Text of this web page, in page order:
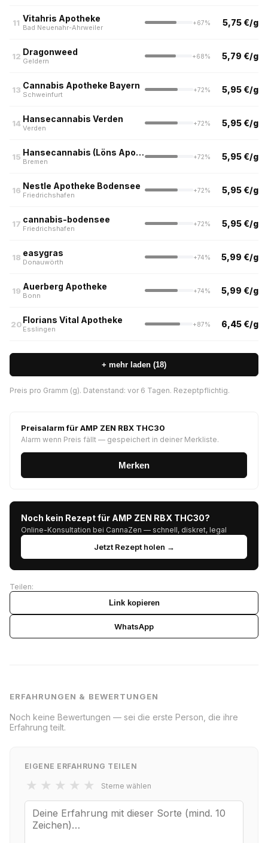
11 Vitahris Apotheke
Bad Neuenahr-Ahrweiler
+67% 5,75 €/g
12 Dragonweed
Geldern
+68% 5,79 €/g
13 Cannabis Apotheke Bayern
Schweinfurt
+72% 5,95 €/g
14 Hansecannabis Verden
Verden
+72% 5,95 €/g
15 Hansecannabis (Löns Apotheke, Bremen)
Bremen
+72% 5,95 €/g
16 Nestle Apotheke Bodensee
Friedrichshafen
+72% 5,95 €/g
17 cannabis-bodensee
Friedrichshafen
+72% 5,95 €/g
18 easygras
Donauwörth
+74% 5,99 €/g
19 Auerberg Apotheke
Bonn
+74% 5,99 €/g
20Florians Vital Apotheke
Esslingen
+87% 6,45 €/g
+ mehr laden (18)
Preis pro Gramm (g). Datenstand: vor 6 Tagen. Rezeptpflichtig.
Preisalarm für AMP ZEN RBX THC30
Alarm wenn Preis fällt — gespeichert in deiner Merkliste.
Merken
Noch kein Rezept für AMP ZEN RBX THC30?
Online-Konsultation bei CannaZen — schnell, diskret, legal
Jetzt Rezept holen →
Teilen:
Link kopieren
WhatsApp
ERFAHRUNGEN & BEWERTUNGEN
Noch keine Bewertungen — sei die erste Person, die ihre
Erfahrung teilt.
EIGENE ERFAHRUNG TEILEN
★ ★ ★ ★ ★ Sterne wählen